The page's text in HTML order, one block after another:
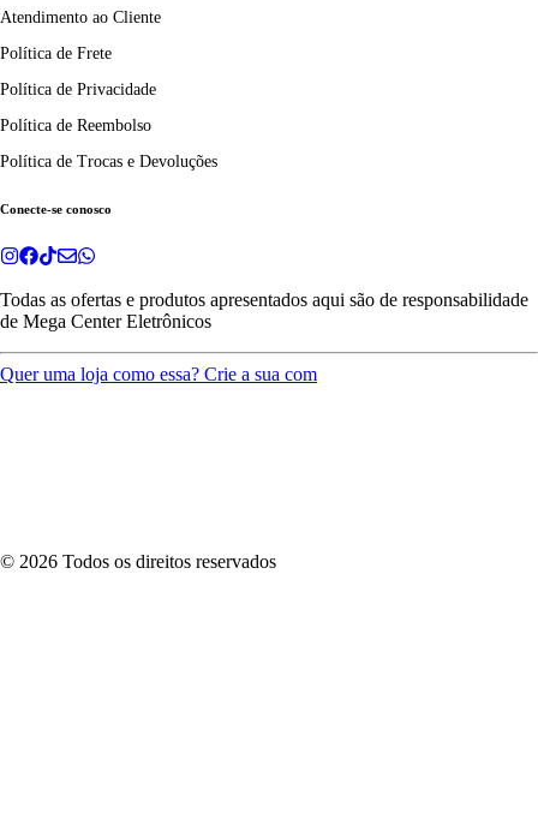
Atendimento ao Cliente
Política de Frete
Política de Privacidade
Política de Reembolso
Política de Trocas e Devoluções
Conecte-se conosco
Todas as ofertas e produtos apresentados aqui são de responsabilidade
de Mega Center Eletrônicos
Quer uma loja como essa? Crie a sua com
© 2026 Todos os direitos reservados